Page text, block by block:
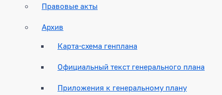
Правовые акты
Архив
Карта-схема генплана
Официальный текст генерального плана
Приложения к генеральному плану